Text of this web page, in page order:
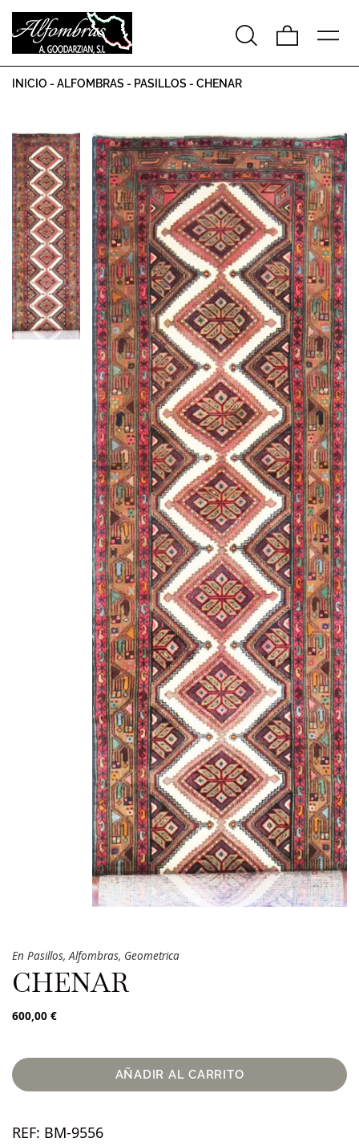
INICIO - ALFOMBRAS - PASILLOS - CHENAR
En Pasillos,Alfombras, Geometrica
CHENAR
600,00 €
AÑADIR AL CARRITO
REF: BM-9556